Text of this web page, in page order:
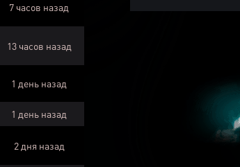
7 часов назад
13 часов назад
1 день назад
1 день назад
2 дня назад